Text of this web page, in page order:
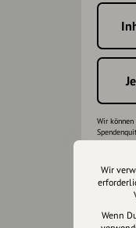
Wir
Wir
Wenn